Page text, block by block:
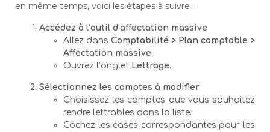
en même temps, voici les étapes à suivre :
Accédez à l’outil d’affectation massive
Allez dans Comptabilité > Plan comptable >
Affectation massive.
Ouvrez l’onglet Lettrage.
Sélectionnez les comptes à modifier
Choisissez les comptes que vous souhaitez
rendre lettrables dans la liste.
Cochez les cases correspondantes pour les